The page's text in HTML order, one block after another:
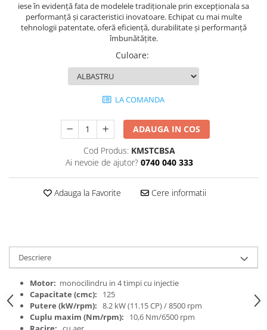
Airbag
Armuri
Protectii umeri/coate/solduri
Protectii genunchi
Echipamente barbati
iese în evidență fata de modelele tradiționale prin excepționala sa
performanță și caracteristici inovatoare. Echipat cu mai multe
tehnologii patentate, oferă eficiență, durabilitate și performanță
îmbunătățite.
Culoare:
LA COMANDA
ADAUGA IN COS
Cod Produs: KMSTCBSA
Ai nevoie de ajutor? 0740 040 333
Adauga la Favorite Cere informatii
Descriere
Motor: monocilindru in 4 timpi cu injectie
Capacitate (cmc): 125
Putere (kW/rpm): 8.2 kW (11.15 CP) / 8500 rpm
Cuplu maxim (Nm/rpm): 10,6 Nm/6500 rpm